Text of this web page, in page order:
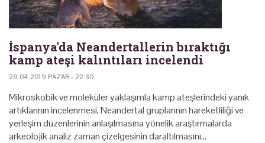
İspanya'da Neandertallerin bıraktığı
kamp ateşi kalıntıları incelendi
28.04.2019 PAZAR - 22:30
Mikroskobik ve moleküler yaklaşımla kamp ateşlerindeki yanık
artıklarının incelenmesi, Neandertal gruplarının hareketliliği ve
yerleşim düzenlerinin anlaşılmasına yönelik araştırmalarda
arkeolojik analiz zaman çizelgesinin daraltılmasını…